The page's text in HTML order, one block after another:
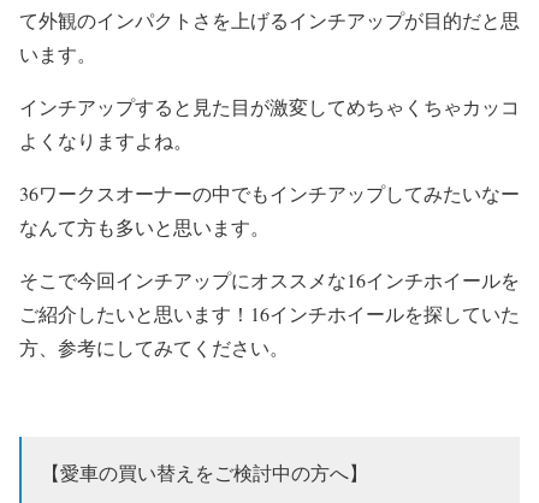
て外観のインパクトさを上げるインチアップが目的だと思
います。
インチアップすると見た目が激変してめちゃくちゃカッコ
よくなりますよね。
36ワークスオーナーの中でもインチアップしてみたいなー
なんて方も多いと思います。
そこで今回インチアップにオススメな16インチホイールを
ご紹介したいと思います！16インチホイールを探していた
方、参考にしてみてください。
【愛車の買い替えをご検討中の方へ】